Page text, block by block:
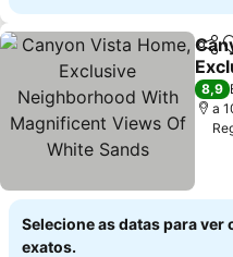
Of
Ver
8,9
a
Selecione as datas para ver
exatos.